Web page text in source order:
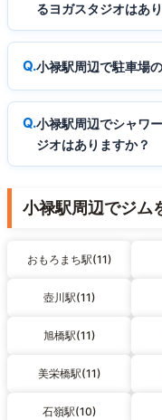
るヨガスタジオはあ
小禄駅周辺で駐車場
小禄駅周辺でシャワ
ジオはありますか？
小禄駅周辺でジム
おもろまち駅(11)
壺川駅(11)
旭橋駅(11)
美栄橋駅(11)
石嶺駅(10)